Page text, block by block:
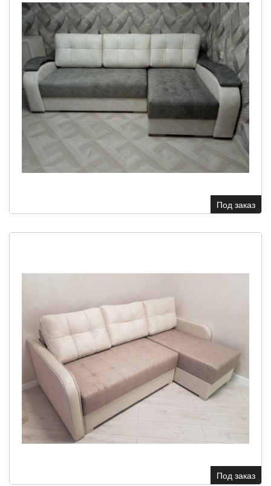
Под заказ
Под заказ